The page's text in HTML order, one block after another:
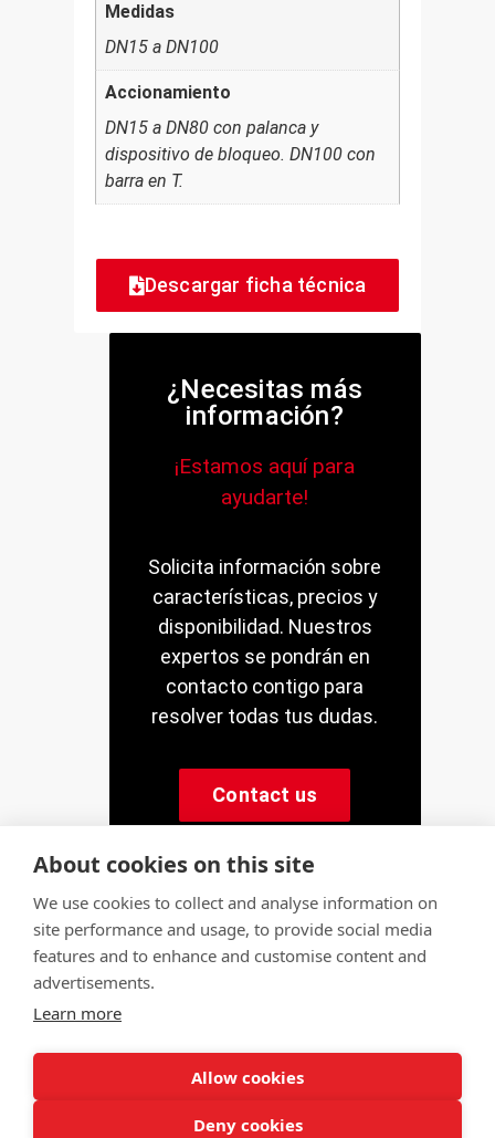
Medidas
DN15 a DN100
Accionamiento
DN15 a DN80 con palanca y
dispositivo de bloqueo. DN100 con
barra en T.
Descargar ficha técnica
¿Necesitas más
información?
¡Estamos aquí para
ayudarte!
Solicita información sobre
características, precios y
disponibilidad. Nuestros
expertos se pondrán en
contacto contigo para
resolver todas tus dudas.
Contact us
© Servitec S.A.
All rights reserved
Made byCRONUTS.DIGITAL
About cookies on this site
We use cookies to collect and analyse information on
site performance and usage, to provide social media
features and to enhance and customise content and
advertisements.
Learn more
Allow cookies
Deny cookies